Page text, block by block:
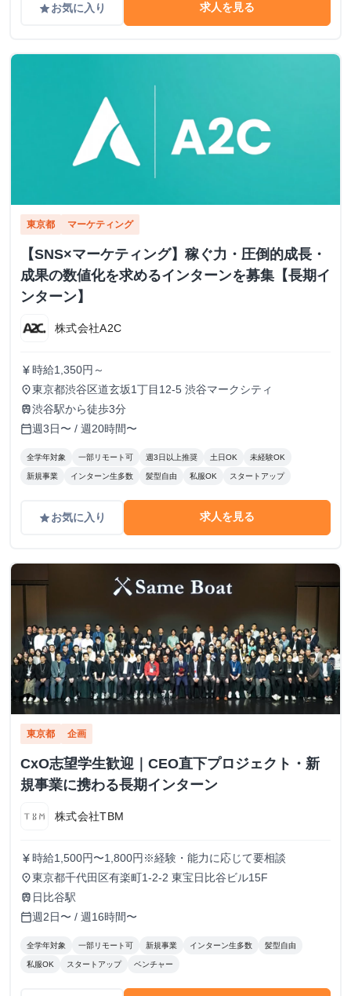
gradeお気に入り 求人を見る
東京都 マーケティング
【SNS×マーケティング】稼ぐ力・圧倒的成長・
成果の数値化を求めるインターンを募集【長期イ
ンターン】
株式会社A2C
currency_yen 時給1,350円～
place東京都渋谷区道玄坂1丁目12-5 渋谷マークシティ
train渋谷駅から徒歩3分
calendar_today週3日〜 / 週20時間〜
全学年対象 一部リモート可 週3日以上推奨 土日OK 未経験OK
新規事業 インターン生多数 髪型自由 私服OK スタートアップ
gradeお気に入り 求人を見る
東京都 企画
CxO志望学生歓迎｜CEO直下プロジェクト・新
規事業に携わる長期インターン
株式会社TBM
currency_yen 時給1,500円〜1,800円※経験・能力に応じて要相談
place東京都千代田区有楽町1-2-2 東宝日比谷ビル15F
train 日比谷駅
calendar_today週2日〜 / 週16時間〜
全学年対象 一部リモート可 新規事業 インターン生多数 髪型自由
私服OK スタートアップ ベンチャー